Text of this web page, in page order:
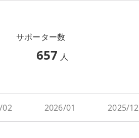
サポーター数
657 人
02 2026/01 2025/12